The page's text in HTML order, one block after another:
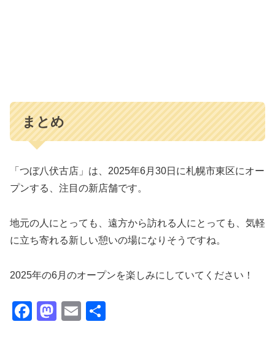
まとめ
「つぼ八伏古店」は、2025年6月30日に札幌市東区にオー
プンする、注目の新店舗です。
地元の人にとっても、遠方から訪れる人にとっても、気軽
に立ち寄れる新しい憩いの場になりそうですね。
2025年の6月のオープンを楽しみにしていてください！
F
M
E